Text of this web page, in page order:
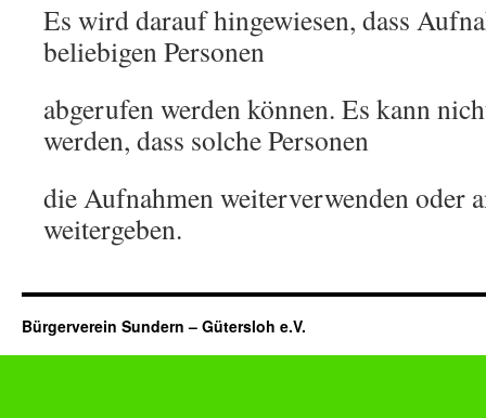
Es wird darauf hingewiesen, dass
beliebigen Personen
abgerufen werden können. Es kann
werden, dass solche Personen
die Aufnahmen weiterverwenden oder
weitergeben.
Bürgerverein Sundern – Gütersloh e.V.